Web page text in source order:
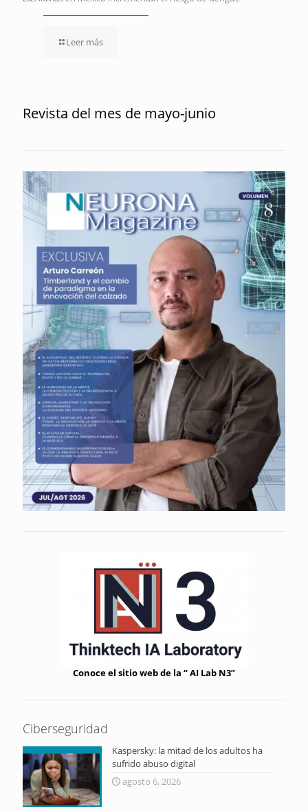
Leer más
Revista del mes de mayo-junio
Conoce el sitio web de la “ AI Lab N3”
Ciberseguridad
Kaspersky: la mitad de los adultos ha
sufrido abuso digital
agosto 6, 2026